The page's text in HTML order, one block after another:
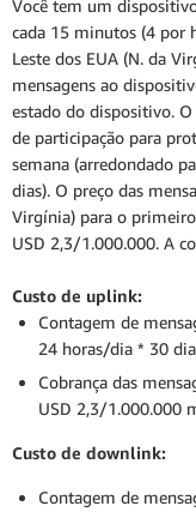
Você tem um
cada 15 minutos (4 por
Leste dos EUA (N. da
mensagens ao
estado do dispositivo.
de participação para
semana (arredondado
dias). O preço das
Virgínia) para o
USD 2,3/1.000.000. A
Custo de uplink:
Contagem de
24 horas/dia * 30
Cobrança das
USD 2,3/1.000.000
Custo de downlink:
Contagem de